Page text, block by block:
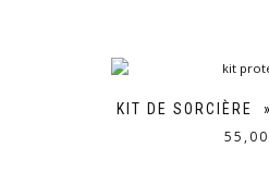
KIT DE SORCIÈRE
55,00